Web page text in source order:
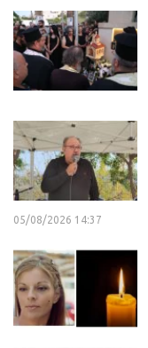
05/08/2026 14:37